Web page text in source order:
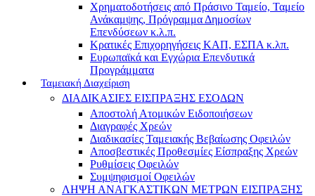
Χρηματοδοτήσεις από Πράσινο Ταμείο, Ταμείο
Ανάκαμψης, Πρόγραμμα Δημοσίων
Επενδύσεων κ.λ.π.
Κρατικές Επιχορηγήσεις ΚΑΠ, ΕΣΠΑ κ.λπ.
Ευρωπαϊκά και Εγχώρια Επενδυτικά
Προγράμματα
Ταμειακή Διαχείριση
ΔΙΑΔΙΚΑΣΙΕΣ ΕΙΣΠΡΑΞΗΣ ΕΣΟΔΩΝ
Αποστολή Ατομικών Ειδοποιήσεων
Διαγραφές Χρεών
Διαδικασίες Ταμειακής Βεβαίωσης Οφειλών
Αποσβεστικές Προθεσμίες Είσπραξης Χρεών
Ρυθμίσεις Οφειλών
Συμψηφισμοί Οφειλών
ΛΗΨΗ ΑΝΑΓΚΑΣΤΙΚΩΝ ΜΕΤΡΩΝ ΕΙΣΠΡΑΞΗΣ